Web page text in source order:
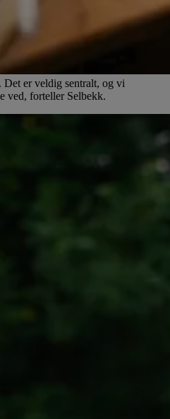
Det er veldig sentralt, og vi
ved, forteller Selbekk.